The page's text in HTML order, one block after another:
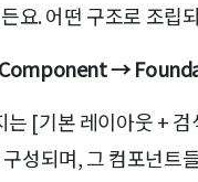
요. 어떤 구조로 조립
→
는 [기본 레이아웃 +
성되며, 그 컴포넌